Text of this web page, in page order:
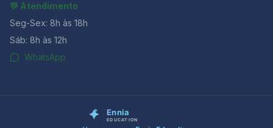
💬 Atendimento
Seg-Sex: 8h às 18h
Sáb: 8h às 12h
WhatsApp